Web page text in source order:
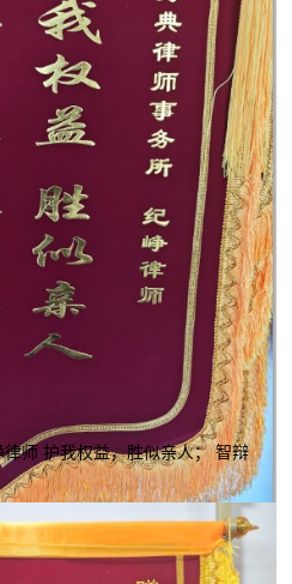
师 护我权益，胜似亲人； 智辩